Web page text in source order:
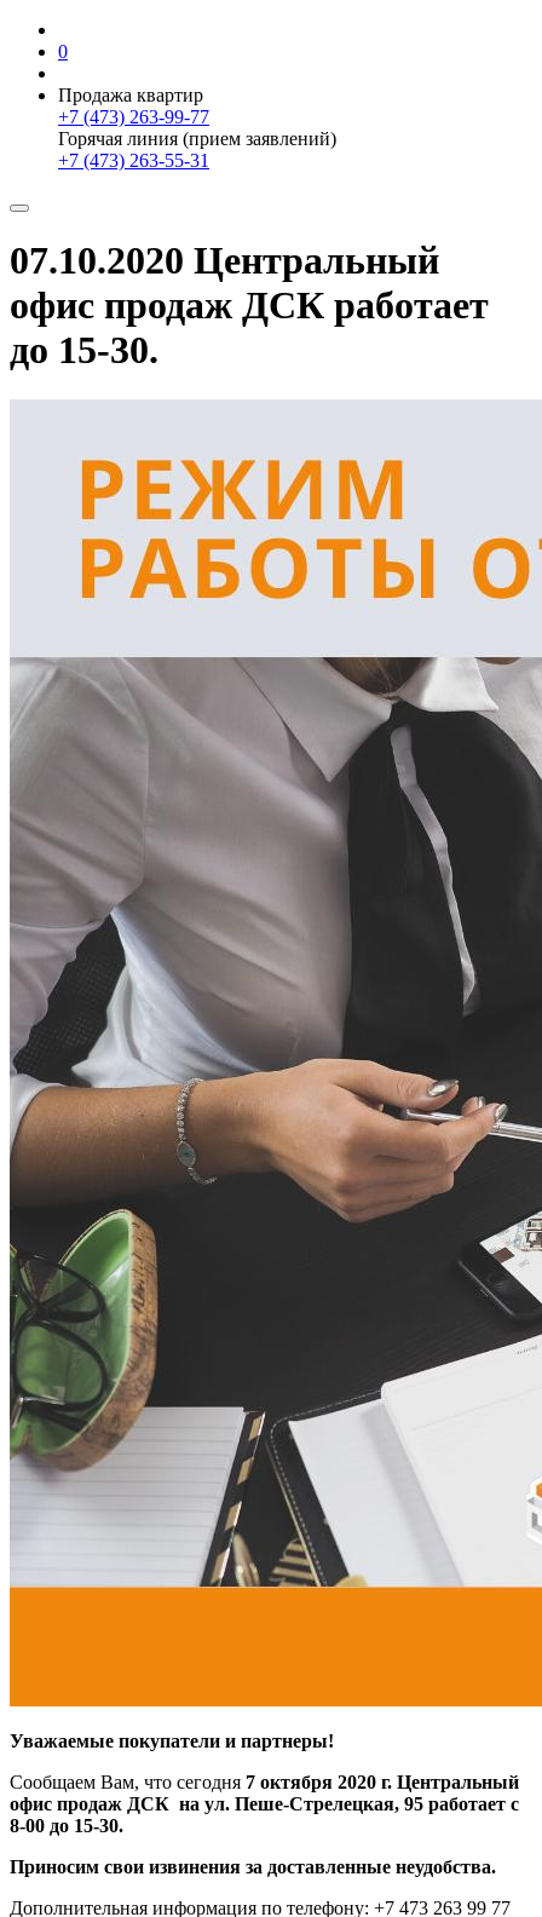
0
Продажа квартир
+7 (473) 263-99-77
Горячая линия (прием заявлений)
+7 (473) 263-55-31
07.10.2020 Центральный
офис продаж ДСК работает
до 15-30.
Уважаемые покупатели и партнеры!
Сообщаем Вам, что сегодня 7 октября 2020 г. Центральный
офис продаж ДСК на ул. Пеше-Стрелецкая, 95 работает с
8-00 до 15-30.
Приносим свои извинения за доставленные неудобства.
Дополнительная информация по телефону: +7 473 263 99 77